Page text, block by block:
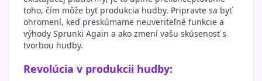
toho, čím môže byť produkcia hudby. Pripravte sa byť
ohromení, keď preskúmame neuveriteľné funkcie a
výhody Sprunki Again a ako zmení vašu skúsenosť s
tvorbou hudby.
Revolúcia v produkcii hudby: